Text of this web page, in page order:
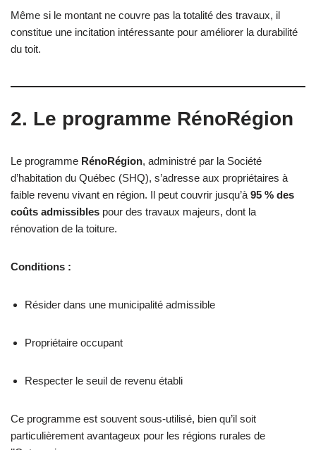
Même si le montant ne couvre pas la totalité des travaux, il
constitue une incitation intéressante pour améliorer la durabilité
du toit.
2. Le programme RénoRégion
Le programme RénoRégion, administré par la Société
d’habitation du Québec (SHQ), s’adresse aux propriétaires à
faible revenu vivant en région. Il peut couvrir jusqu’à 95 % des
coûts admissibles pour des travaux majeurs, dont la
rénovation de la toiture.
Conditions :
Résider dans une municipalité admissible
Propriétaire occupant
Respecter le seuil de revenu établi
Ce programme est souvent sous-utilisé, bien qu’il soit
particulièrement avantageux pour les régions rurales de